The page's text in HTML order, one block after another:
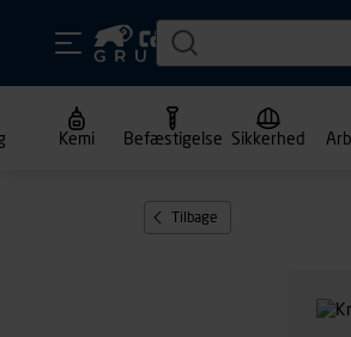
Kemi Befæstigelse Sikkerhed
Tilbage